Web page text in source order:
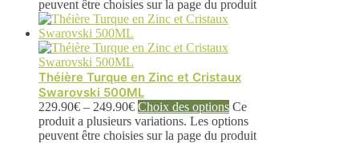
peuvent être choisies sur la page du produit
Théière Turque en Zinc et Cristaux
Swarovski 500ML
229.90€ – 249.90€ Choix des options Ce
produit a plusieurs variations. Les options
peuvent être choisies sur la page du produit